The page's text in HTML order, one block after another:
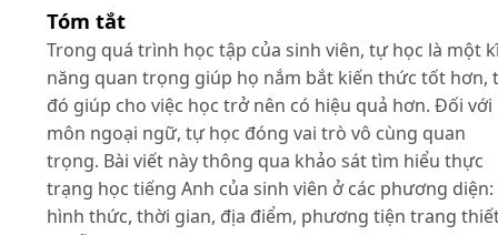
Tóm tắt
Trong quá trình học tập của sinh viên, tự học là một
năng quan trọng giúp họ nắm bắt kiến thức tốt hơn,
đó giúp cho việc học trở nên có hiệu quả hơn. Đối với
môn ngoại ngữ, tự học đóng vai trò vô cùng quan
trọng. Bài viết này thông qua khảo sát tìm hiểu thực
trạng học tiếng Anh của sinh viên ở các phương diện:
hình thức, thời gian, địa điểm, phương tiện trang